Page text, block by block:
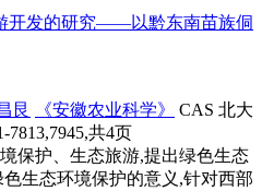
开发的研究——以黔东南苗族侗
艮 《安徽农业科学》 CAS 北大
7813,7945,共4页
保护、生态旅游,提出绿色生态
生态环境保护的意义,针对西部